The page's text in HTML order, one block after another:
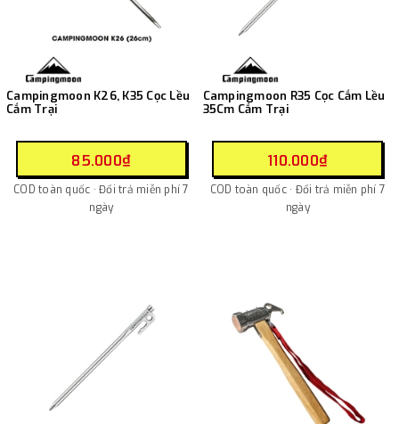
Campingmoon K26, K35 Cọc Lều
Cắm Trại
85.000₫
COD toàn quốc · Đổi trả miễn phí 7
ngày
Campingmoon R35 Cọc Cắm Lều
35Cm Cắm Trại
110.000₫
COD toàn quốc · Đổi trả miễn phí 7
ngày